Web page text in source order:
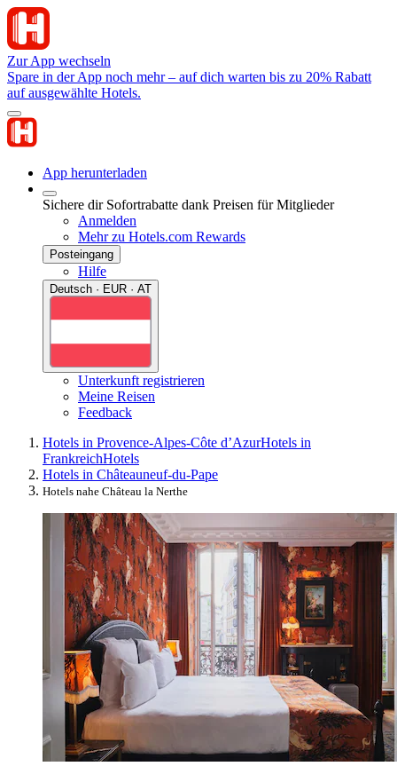
Zur App wechseln
Spare in der App noch mehr – auf dich warten bis zu 20% Rabatt
auf ausgewählte Hotels.
App herunterladen
Sichere dir Sofortrabatte dank Preisen für Mitglieder
Anmelden
Mehr zu Hotels.com Rewards
Posteingang
Hilfe
Deutsch · EUR · AT
Unterkunft registrieren
Meine Reisen
Feedback
Hotels in Provence-Alpes-Côte d’AzurHotels in
FrankreichHotels
Hotels in Châteauneuf-du-Pape
Hotels nahe Château la Nerthe